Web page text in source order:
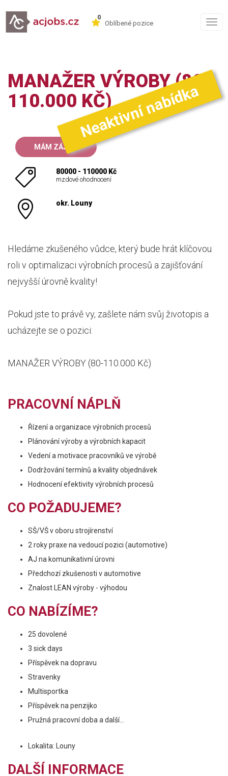
0
Oblíbené pozice
MANAŽER VÝROBY (80-
110.000 KČ)Neaktivní nabídka
MÁM ZÁJEM
80000 - 110000 Kč
mzdové ohodnocení
okr. Louny
Hledáme zkušeného vůdce, který bude hrát klíčovou
roli v optimalizaci výrobních procesů a zajišťování
nejvyšší úrovně kvality!
Pokud jste to právě vy, zašlete nám svůj životopis a
ucházejte se o pozici:
MANAŽER VÝROBY (80-110.000 Kč)
PRACOVNÍ NÁPLŇ
Řízení a organizace výrobních procesů
Plánování výroby a výrobních kapacit
Vedení a motivace pracovníků ve výrobě
Dodržování termínů a kvality objednávek
Hodnocení efektivity výrobních procesů
CO POŽADUJEME?
SŠ/VŠ v oboru strojírenství
2 roky praxe na vedoucí pozici (automotive)
AJ na komunikativní úrovni
Předchozí zkušenosti v automotive
Znalost LEAN výroby - výhodou
CO NABÍZÍME?
25 dovolené
3 sick days
Příspěvek na dopravu
Stravenky
Multisportka
Příspěvek na penzijko
Pružná pracovní doba a další...
Lokalita: Louny
DALŠÍ INFORMACE